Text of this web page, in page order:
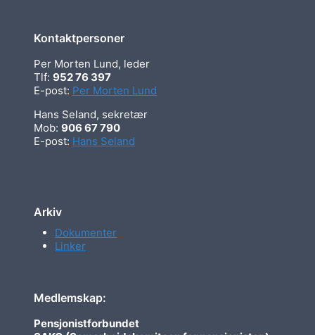
Kontaktpersoner
Per Morten Lund, leder
Tlf: 952 76 397
E-post: Per Morten Lund
Hans Seland, sekretær
Mob: 906 67 790
E-post: Hans Seland
Arkiv
Dokumenter
Linker
Medlemskap:
Pensjonistforbundet